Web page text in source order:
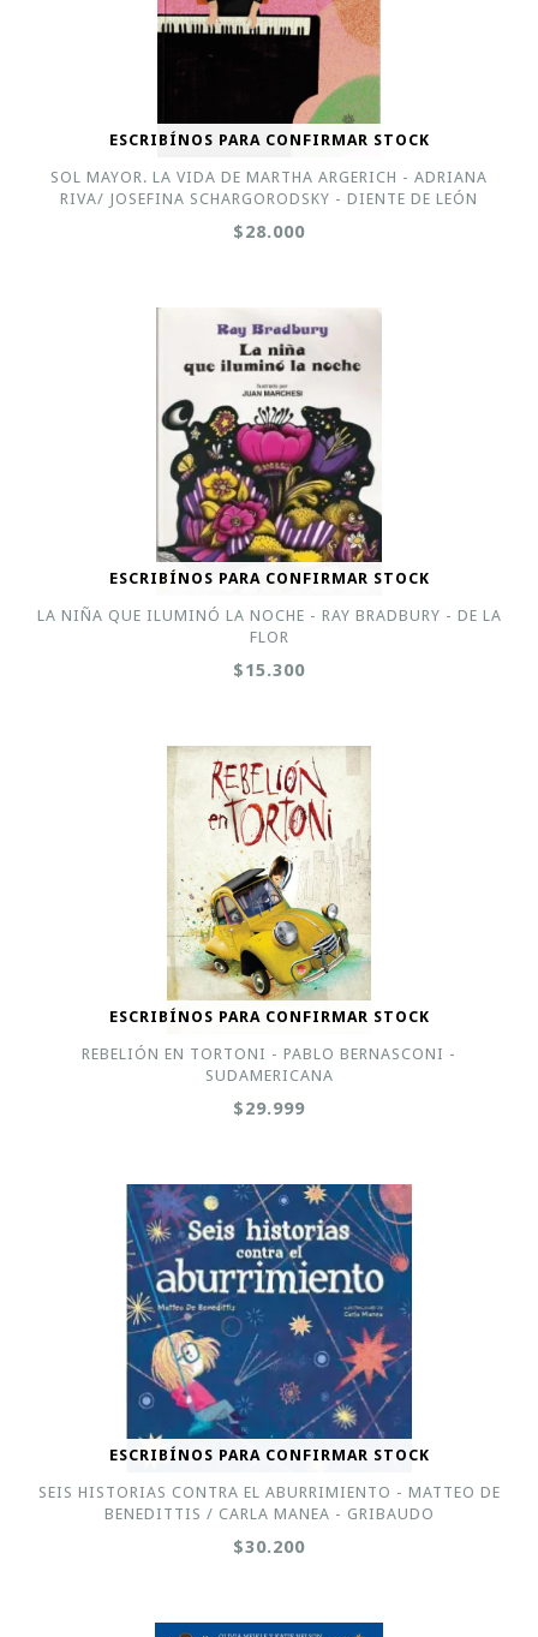
ESCRIBÍNOS PARA CONFIRMAR STOCK
SOL MAYOR. LA VIDA DE MARTHA ARGERICH - ADRIANA
RIVA/ JOSEFINA SCHARGORODSKY - DIENTE DE LEÓN
$28.000
ESCRIBÍNOS PARA CONFIRMAR STOCK
LA NIÑA QUE ILUMINÓ LA NOCHE - RAY BRADBURY - DE LA
FLOR
$15.300
ESCRIBÍNOS PARA CONFIRMAR STOCK
REBELIÓN EN TORTONI - PABLO BERNASCONI -
SUDAMERICANA
$29.999
ESCRIBÍNOS PARA CONFIRMAR STOCK
SEIS HISTORIAS CONTRA EL ABURRIMIENTO - MATTEO DE
BENEDITTIS / CARLA MANEA - GRIBAUDO
$30.200